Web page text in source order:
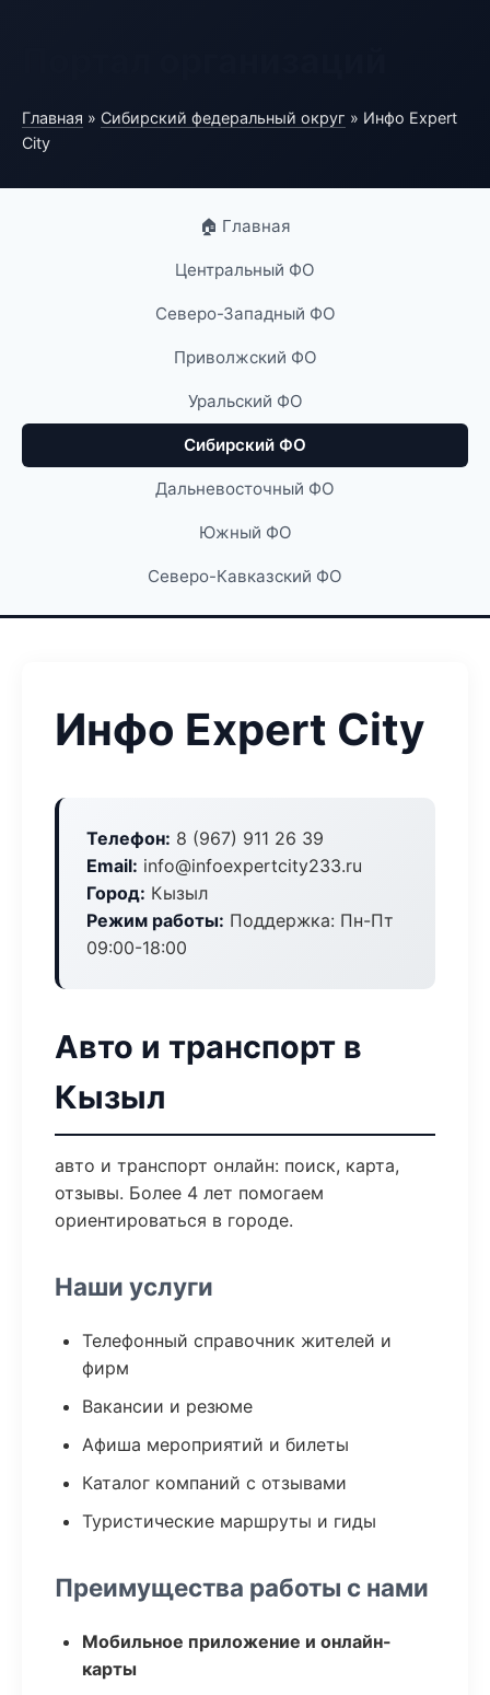
Главная » Сибирский федеральный округ » Инфо Expert
City
🏠 Главная
Центральный ФО
Северо-Западный ФО
Приволжский ФО
Уральский ФО
Сибирский ФО
Дальневосточный ФО
Южный ФО
Северо-Кавказский ФО
Инфо Expert City
Телефон: 8 (967) 911 26 39
Email: info@infoexpertcity233.ru
Город: Кызыл
Режим работы: Поддержка: Пн-Пт
09:00-18:00
Авто и транспорт в
Кызыл
авто и транспорт онлайн: поиск, карта,
отзывы. Более 4 лет помогаем
ориентироваться в городе.
Наши услуги
Телефонный справочник жителей и
фирм
Вакансии и резюме
Афиша мероприятий и билеты
Каталог компаний с отзывами
Туристические маршруты и гиды
Преимущества работы с нами
Мобильное приложение и онлайн-
карты